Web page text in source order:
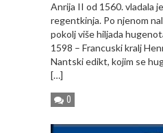
Anrija II od 1560. vladala
regentkinja. Po njenom
pokolj više hiljada
1598 – Francuski kralj
Nantski edikt, kojim se
[…]
0